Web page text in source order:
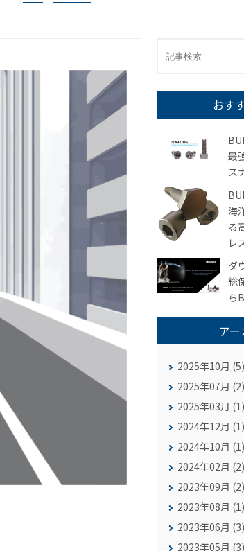
おす
最
ス
海
る
レ
ダ
総
ら
ア
2025年10月 (5)
2025年07月 (2)
2025年03月 (1)
2024年12月 (1)
2024年10月 (1)
2024年02月 (2)
2023年09月 (2)
2023年08月 (1)
2023年06月 (3)
2023年05月 (3)